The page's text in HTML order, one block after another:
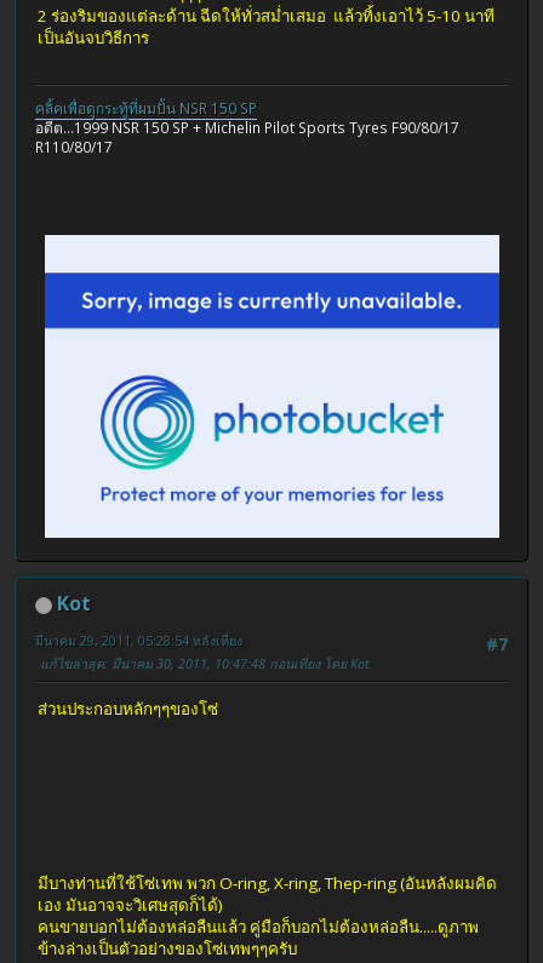
2 ร่องริมของแต่ละด้าน ฉีดให้ทั่วสม่ำเสมอ แล้วทิ้งเอาไว้ 5-10 นาที
เป็นอันจบวิธีการ
คลิ้คเพื่อดูกระทู้ที่ผมปั้น NSR 150 SP
อดีต...1999 NSR 150 SP + Michelin Pilot Sports Tyres F90/80/17
R110/80/17
Kot
#7
มีนาคม 29, 2011, 05:28:54 หลังเที่ยง
แก้ไขล่าสุด: มีนาคม 30, 2011, 10:47:48 ก่อนเที่ยง โดย Kot
ส่วนประกอบหลักๆๆของโซ่
มีบางท่านที่ใช้โซ่เทพ พวก O-ring, X-ring, Thep-ring (อันหลังผมคิด
เอง มันอาจจะวิเศษสุดก็ได้)
คนขายบอกไม่ต้องหล่อลืนแล้ว คู่มือก็บอกไม่ต้องหล่อลืน.....ดูภาพ
ข้างล่างเป็นตัวอย่างของโซ่เทพๆๆครับ